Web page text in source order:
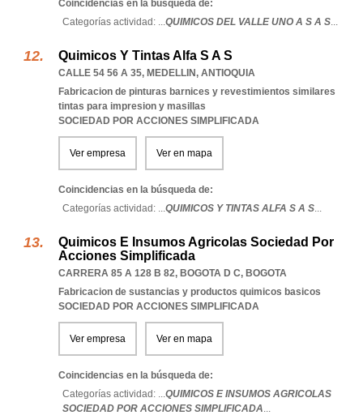
Coincidencias en la búsqueda de:
Categorías actividad: ...QUIMICOS DEL VALLE UNO A S A S...
Quimicos Y Tintas Alfa S A S
CALLE 54 56 A 35, MEDELLIN, ANTIOQUIA
Fabricacion de pinturas barnices y revestimientos similares
tintas para impresion y masillas
SOCIEDAD POR ACCIONES SIMPLIFICADA
Ver empresa Ver en mapa
Coincidencias en la búsqueda de:
Categorías actividad: ...QUIMICOS Y TINTAS ALFA S A S...
Quimicos E Insumos Agricolas Sociedad Por
Acciones Simplificada
CARRERA 85 A 128 B 82, BOGOTA D C, BOGOTA
Fabricacion de sustancias y productos quimicos basicos
SOCIEDAD POR ACCIONES SIMPLIFICADA
Ver empresa Ver en mapa
Coincidencias en la búsqueda de:
Categorías actividad: ...QUIMICOS E INSUMOS AGRICOLAS
SOCIEDAD POR ACCIONES SIMPLIFICADA...